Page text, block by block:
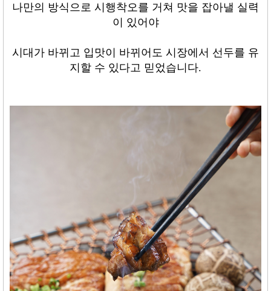
나만의 방식으로 시행착오를 거쳐 맛을 잡아낼 실력
이 있어야
시대가 바뀌고 입맛이 바뀌어도 시장에서 선두를 유
지할 수 있다고 믿었습니다.